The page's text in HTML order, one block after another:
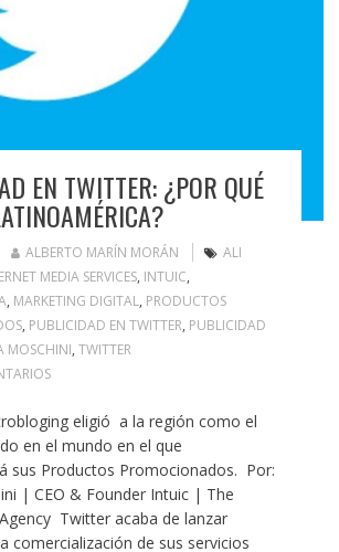
EN TWITTER: ¿POR QUÉ
ALBERTO MARÍN MORÁN
ALI
MEDIA SERVICES, INTUIC,
, MARKETING DIGITAL, PRODUCTOS
, PUBLICIDAD EN TWITTER, PUBLICIDAD
MOSCHINI, TWITTER
eligió a la región como el
en el mundo en el que
sus Productos Promocionados. Por:
| CEO & Founder Intuic | The
Twitter acaba de lanzar
comercialización de sus servicios